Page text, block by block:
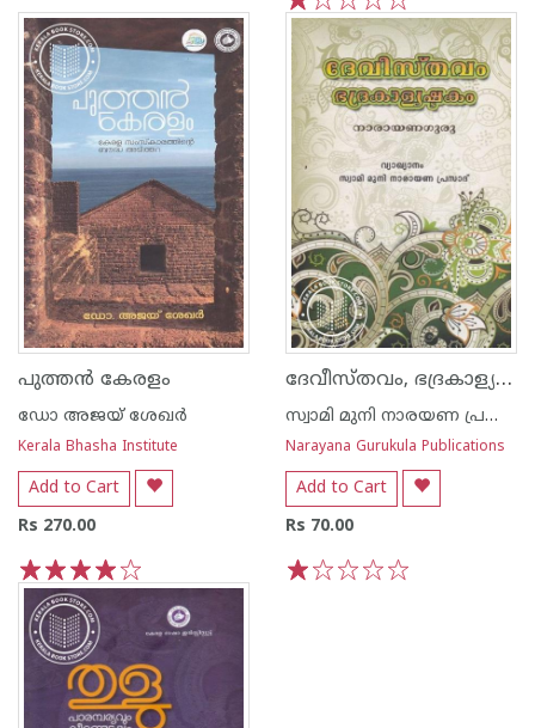
5
4
3
2
1
പുത്തന്‍ കേരളം
ഡോ അജയ് ശേഖര്‍
Kerala Bhasha Institute
Add to Cart
Rs 270.00
5
4
3
2
1
ദേവീസ്തവം, ഭദ്രകാള്യഷ്ടകം
സ്വാമി മുനി നാരയണ പ്രസാദ്
Narayana Gurukula Publications
Add to Cart
Rs 70.00